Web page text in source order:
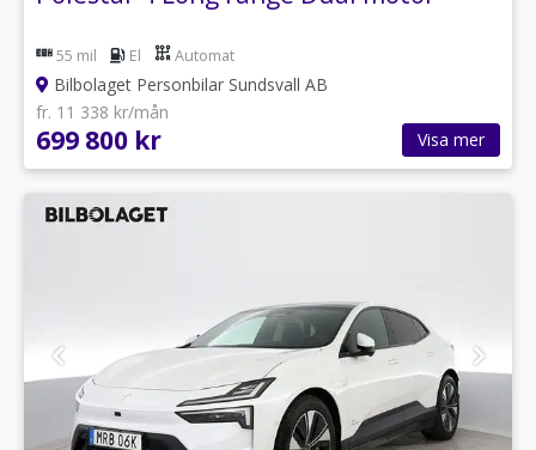
55 mil El Automat
Bilbolaget Personbilar Sundsvall AB
fr. 11 338 kr/mån
699 800 kr Visa mer